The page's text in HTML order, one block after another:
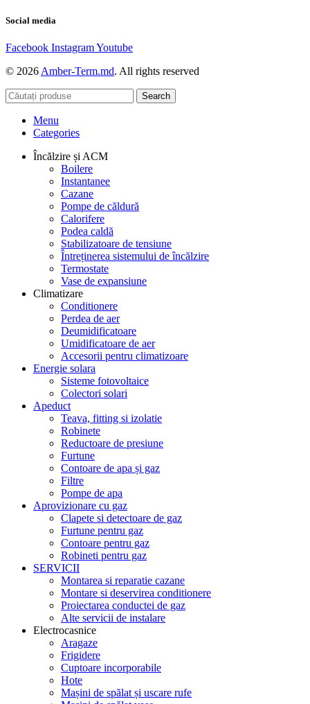
Social media
Facebook InstagramYoutube
© 2026 Amber-Term.md. All rights reserved
Search
Menu
Categories
Încălzire și ACM
Boilere
Instantanee
Cazane
Pompe de căldură
Calorifere
Podea caldă
Stabilizatoare de tensiune
Întreținerea sistemului de încălzire
Termostate
Vase de expansiune
Climatizare
Conditionere
Perdea de aer
Deumidificatoare
Umidificatoare de aer
Accesorii pentru climatizoare
Energie solara
Sisteme fotovoltaice
Colectori solari
Apeduct
Teava, fitting si izolatie
Robinete
Reductoare de presiune
Furtune
Contoare de apa și gaz
Filtre
Pompe de apa
Aprovizionare cu gaz
Clapete si detectoare de gaz
Furtune pentru gaz
Contoare pentru gaz
Robineti pentru gaz
SERVICII
Montarea si reparatie cazane
Montare si deservirea conditionere
Proiectarea conductei de gaz
Alte servicii de instalare
Electrocasnice
Aragaze
Frigidere
Cuptoare incorporabile
Hote
Mașini de spălat și uscare rufe